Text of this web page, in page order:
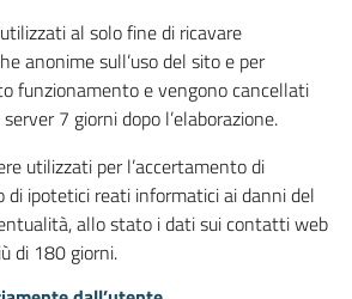
al solo fine di ricavare
anonime sull’uso del sito e per
funzionamento e vengono cancellati
7 giorni dopo l’elaborazione.
utilizzati per l’accertamento di
di ipotetici reati informatici ai danni del
allo stato i dati sui contatti web
di 180 giorni.